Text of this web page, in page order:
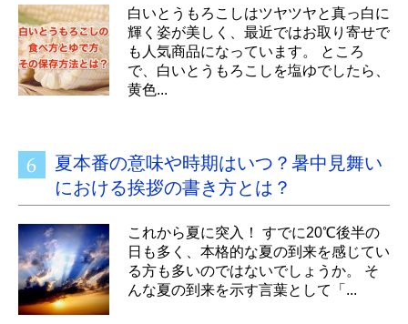
白いとうもろこしはツヤツヤと真っ白に
輝く姿が美しく、最近ではお取り寄せで
も人気商品になっています。 ところ
で、白いとうもろこしを塩ゆでしたら、
黄色...
夏本番の意味や時期はいつ？暑中見舞い
における挨拶の書き方とは？
これから夏に突入！ すでに20℃後半の
日も多く、本格的な夏の到来を感じてい
る方も多いのではないでしょうか。 そ
んな夏の到来を示す言葉として「...